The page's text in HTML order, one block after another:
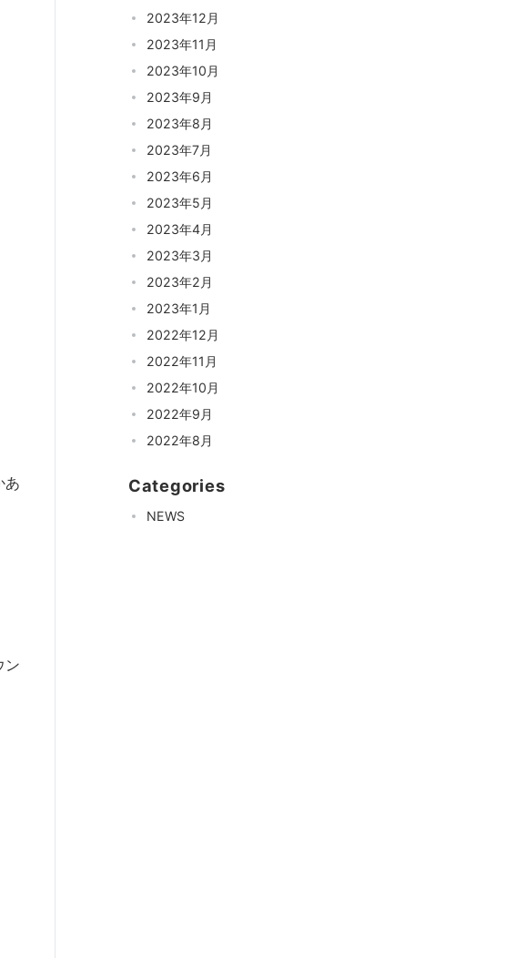
あ
ン
2023年12月
2023年11月
2023年10月
2023年9月
2023年8月
2023年7月
2023年6月
2023年5月
2023年4月
2023年3月
2023年2月
2023年1月
2022年12月
2022年11月
2022年10月
2022年9月
2022年8月
Categories
NEWS